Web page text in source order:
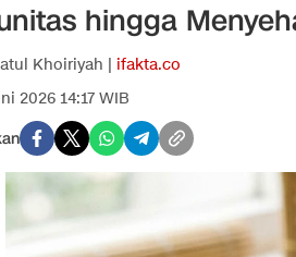
hingga
Khoiriyah | ifakta.co
2026 14:17 WIB